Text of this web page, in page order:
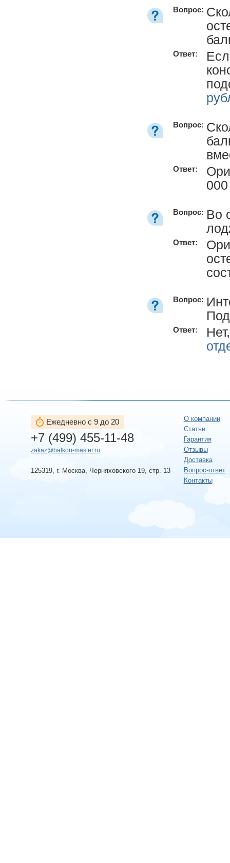
Вопрос:
Ответ:
Вопрос:
Ответ:
Вопрос: Во
Ответ:
Вопрос:
Ответ:
Ежедневно с 9 до 20
+7 (499) 455-11-48
zakaz@balkon-master.ru
125319, г. Москва, Черняховского 19, стр. 13
О компании
Статьи
Гарантия
Отзывы
Доставка
Вопрос-ответ
Контакты